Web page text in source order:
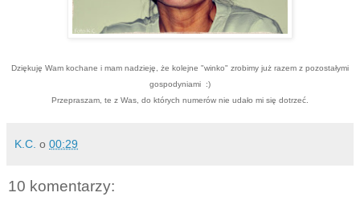
Dziękuję Wam kochane i mam nadzieję, że kolejne "winko" zrobimy już razem z pozostałymi
gospodyniami :)
Przepraszam, te z Was, do których numerów nie udało mi się dotrzeć.
K.C. o 00:29
10 komentarzy: